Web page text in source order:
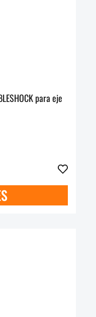
para eje